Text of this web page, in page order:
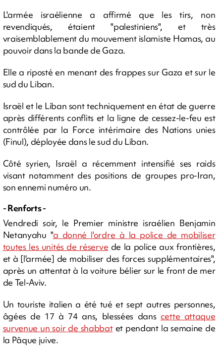
L'armée israélienne a affirmé que les tirs, non
revendiqués, étaient "palestiniens", et très
vraisemblablement du mouvement islamiste Hamas, au
pouvoir dans la bande de Gaza.
Elle a riposté en menant des frappes sur Gaza et sur le
sud du Liban.
Israël et le Liban sont techniquement en état de guerre
après différents conflits et la ligne de cessez-le-feu est
contrôlée par la Force intérimaire des Nations unies
(Finul), déployée dans le sud du Liban.
Côté syrien, Israël a récemment intensifié ses raids
visant notamment des positions de groupes pro-Iran,
son ennemi numéro un.
- Renforts -
Vendredi soir, le Premier ministre israélien Benjamin
Netanyahu "a donné l'ordre à la police de mobiliser
toutes les unités de réserve de la police aux frontières,
et à [l'armée] de mobiliser des forces supplémentaires",
après un attentat à la voiture bélier sur le front de mer
de Tel-Aviv.
Un touriste italien a été tué et sept autres personnes,
âgées de 17 à 74 ans, blessées dans cette attaque
survenue un soir de shabbatet pendant la semaine de
la Pâque juive.